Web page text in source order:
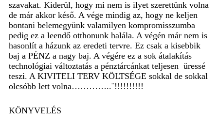
szavakat. Kiderül, hogy mi nem is ilyet szerettünk volna
de már akkor késő. A vége mindig az, hogy ne keljen
bontani belemegyünk valamilyen kompromisszumba
pedig ez a leendő otthonunk halála. A végén már nem is
hasonlít a házunk az eredeti tervre. Ez csak a kisebbik
baj a PÉNZ a nagy baj. A végére ez a sok átalakítás
technológiai változtatás a pénztárcánkat teljesen üressé
teszi. A KIVITELI TERV KÖLTSÉGE sokkal de sokkal
olcsóbb lett volna…………..¨!!!!!!!!!!
KÖNYVELÉS